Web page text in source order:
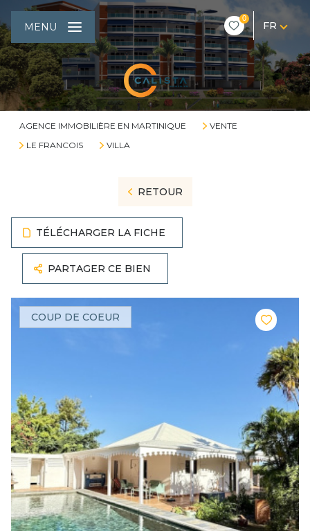
0
FR
MENU
AGENCE IMMOBILIÈRE EN MARTINIQUE
VENTE
LE FRANCOIS
VILLA
RETOUR
TÉLÉCHARGER LA FICHE
PARTAGER CE BIEN
COUP DE COEUR